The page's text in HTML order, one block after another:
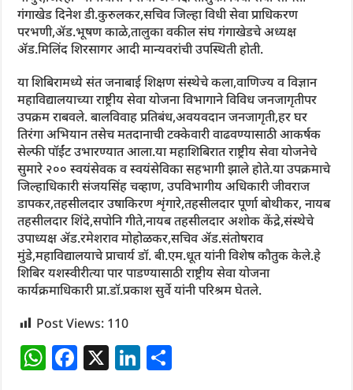
गंगाखेड दिनेश डी.कुरुलकर,सचिव जिल्हा विधी सेवा प्राधिकरण
परभणी,ॲड.भूषण काळे,तालुका वकील संघ गंगाखेडचे अध्यक्ष
ॲड.मिलिंद शिरसागर आदी मान्यवरांची उपस्थिती होती.
या शिबिरामध्ये संत जनाबाई शिक्षण संस्थेचे कला,वाणिज्य व विज्ञान
महाविद्यालयाच्या राष्ट्रीय सेवा योजना विभागाने विविध जनजागृतीपर
उपक्रम राबवले. बालविवाह प्रतिबंध,अवयवदान जनजागृती,हर घर
तिरंगा अभियान तसेच मतदानाची टक्केवारी वाढवण्यासाठी आकर्षक
सेल्फी पॉईंट उभारण्यात आला.या महाशिबिरात राष्ट्रीय सेवा योजनेचे
सुमारे २०० स्वयंसेवक व स्वयंसेविका सहभागी झाले होते.या उपक्रमाचे
जिल्हाधिकारी संजयसिंह चव्हाण, उपविभागीय अधिकारी जीवराज
डापकर,तहसीलदार उषाकिरण शृंगारे,तहसीलदार पूर्णा बोथीकर, नायब
तहसीलदार शिंदे,सपोनि गीते,नायब तहसीलदार अशोक केंद्रे,संस्थेचे
उपाध्यक्ष ॲड.रमेशराव मोहोळकर,सचिव ॲड.संतोषराव
मुंडे,महाविद्यालयाचे प्राचार्य डॉ. बी.एम.धूत यांनी विशेष कौतुक केले.हे
शिबिर यशस्वीरीत्या पार पाडण्यासाठी राष्ट्रीय सेवा योजना
कार्यक्रमाधिकारी प्रा.डॉ.प्रकाश सुर्वे यांनी परिश्रम घेतले.
Post Views: 110
W F X Li